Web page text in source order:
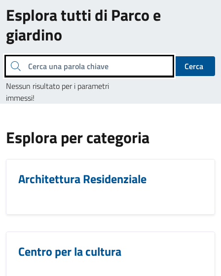
Esplora tutti di Parco e
giardino
Cerca una parola chiave
Cerca
Nessun risultato per i parametri
immessi!
Esplora per categoria
Architettura Residenziale
Centro per la cultura